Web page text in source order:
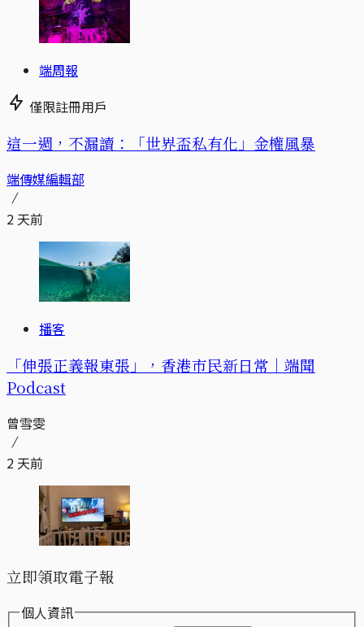
端周報
僅限註冊用戶
這一週，不漏讀：「世界盃私有化」金權風暴
端傳媒編輯部
2 天前
播客
「伸張正義報東張」，香港市民新日常｜端聞
Podcast
曾雪雯
2 天前
立即領取電子報
個人資訊